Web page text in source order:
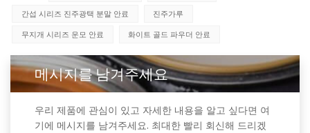
간섭 시리즈 진주광택 분말 안료
진주가루
무지개 시리즈 운모 안료
화이트 골드 파우더 안료
메시지를 남겨주세요
우리 제품에 관심이 있고 자세한 내용을 알고 싶다면 여
기에 메시지를 남겨주세요. 최대한 빨리 회신해 드리겠